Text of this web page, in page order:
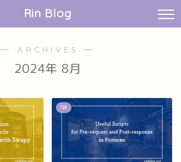
Rin Blog
― ARCHIVES ―
2024年 8月
QA